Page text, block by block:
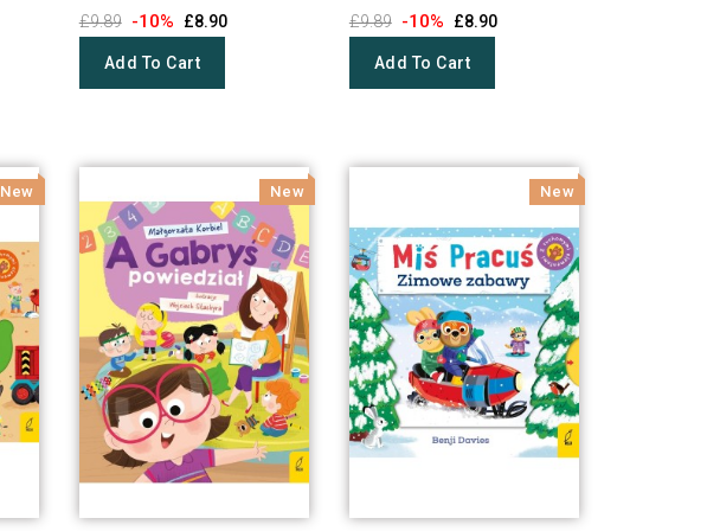
£9.89 -10% £8.90
Add To Cart
£9.89 -10% £8.90
Add To Cart
New New New